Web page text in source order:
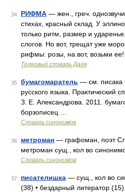
34 РИФМА — жен., греч.
стихах, красный склад. У
только ритм, размер и
слогов. Но вот, трещат уже
рифмы: розы, на вот, возьми
Толковый словарь Даля
35 бумагомаратель — см. писака
русского языка. Практический
З. Е. Александрова. 2011.
борзописец …
Словарь синонимов
36 метроман — графоман, поэт
метроман сущ., кол во
Словарь синонимов
37 писателишка — сущ., кол во
(38) • бездарный литератор (15)